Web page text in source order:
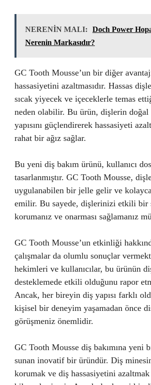
NERENİN MALI:
Doch Power
Nerenin Markasıdır?
GC Tooth Mousse’un bir diğer
hassasiyetini azaltmasıdır. Hassas
sıcak yiyecek ve içeceklerle temas
neden olabilir. Bu ürün, dişlerin doğal
yapısını güçlendirerek hassasiyeti
rahat bir ağız sağlar.
Bu yeni diş bakım ürünü, kullanıcı
tasarlanmıştır. GC Tooth Mousse,
uygulanabilen bir jelle gelir ve
emilir. Bu sayede, dişlerinizi etkili bir
korumanız ve onarması sağlamanız
GC Tooth Mousse’un etkinliği
çalışmalar da olumlu sonuçlar
hekimleri ve kullanıcılar, bu ürünün diş
desteklemede etkili olduğunu rapor
Ancak, her bireyin diş yapısı farklı
kişisel bir deneyim yaşamadan önce
görüşmeniz önemlidir.
GC Tooth Mousse diş bakımına yeni
sunan inovatif bir üründür. Diş
korumak ve diş hassasiyetini